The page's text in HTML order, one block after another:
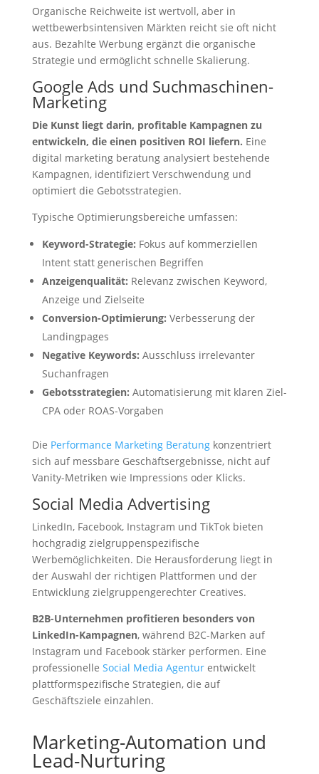
Organische Reichweite ist wertvoll, aber in
wettbewerbsintensiven Märkten reicht sie oft nicht
aus. Bezahlte Werbung ergänzt die organische
Strategie und ermöglicht schnelle Skalierung.
Google Ads und Suchmaschinen-
Marketing
Die Kunst liegt darin, profitable Kampagnen zu
entwickeln, die einen positiven ROI liefern. Eine
digital marketing beratung analysiert bestehende
Kampagnen, identifiziert Verschwendung und
optimiert die Gebotsstrategien.
Typische Optimierungsbereiche umfassen:
Keyword-Strategie: Fokus auf kommerziellen
Intent statt generischen Begriffen
Anzeigenqualität: Relevanz zwischen Keyword,
Anzeige und Zielseite
Conversion-Optimierung: Verbesserung der
Landingpages
Negative Keywords: Ausschluss irrelevanter
Suchanfragen
Gebotsstrategien: Automatisierung mit klaren Ziel-
CPA oder ROAS-Vorgaben
Die Performance Marketing Beratungkonzentriert
sich auf messbare Geschäftsergebnisse, nicht auf
Vanity-Metriken wie Impressions oder Klicks.
Social Media Advertising
LinkedIn, Facebook, Instagram und TikTok bieten
hochgradig zielgruppenspezifische
Werbemöglichkeiten. Die Herausforderung liegt in
der Auswahl der richtigen Plattformen und der
Entwicklung zielgruppengerechter Creatives.
B2B-Unternehmen profitieren besonders von
LinkedIn-Kampagnen, während B2C-Marken auf
Instagram und Facebook stärker performen. Eine
professionelle Social Media Agenturentwickelt
plattformspezifische Strategien, die auf
Geschäftsziele einzahlen.
Marketing-Automation und
Lead-Nurturing